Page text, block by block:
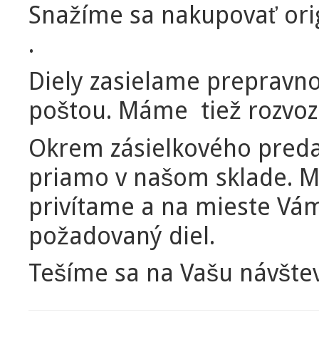
Snažíme sa nakupovať
.
Diely zasielame
poštou. Máme tiež
Okrem zásielkového
priamo v našom sklade.
privítame a na mieste
požadovaný diel.
Tešíme sa na Vašu